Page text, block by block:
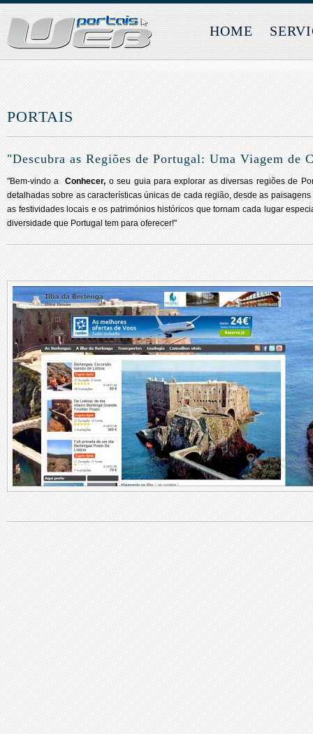
HOME
PORTAIS
"Descubra as Regiões de Portugal: Uma Viagem de
"Bem-vindo aConhecer, o seu guia para explorar as diversas regiões de
detalhadas sobre as características únicas de cada região, desde as
as festividades locais e os patrimónios históricos que tornam cada lugar
diversidade que Portugal tem para oferecer!"